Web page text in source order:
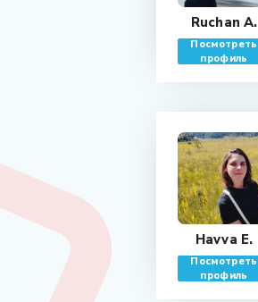
Ruchan A.
Посмотреть
профиль
Havva E.
Посмотреть
профиль